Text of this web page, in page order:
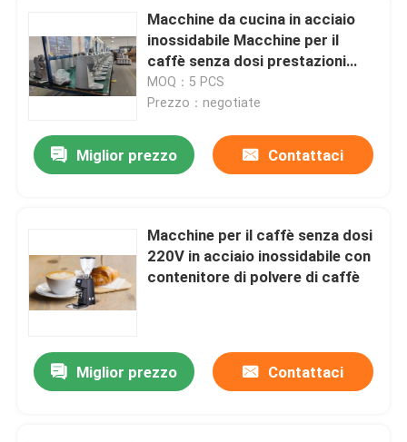
Macchine da cucina in acciaio
inossidabile Macchine per il
caffè senza dosi prestazioni
durevoli
MOQ：5 PCS
Prezzo：negotiate
Miglior prezzo Contattaci
Macchine per il caffè senza dosi
220V in acciaio inossidabile con
contenitore di polvere di caffè
Miglior prezzo Contattaci